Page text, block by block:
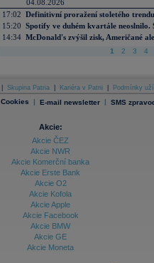
04.08.2026
17:02 Definitivní proražení stoletého
15:20 Spotify ve duhém kvartále neoslnilo.
14:34 McDonald's zvýšil zisk, Američané
1 2 3 4
Skupina Patria Kariéra v Patrii Podmínky
Cookies | E-mail newsletter | SMS
Akcie:
Akcie ČEZ
Akcie NWR
Akcie Komerční banka
Akcie Erste Bank
Akcie O2
Akcie Kofola
Akcie Apple
Akcie Facebook
Akcie BMW
Akcie GE
Akcie Moneta